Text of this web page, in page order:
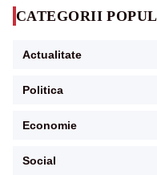
CATEGORII
Actualitate
Politica
Economie
Social